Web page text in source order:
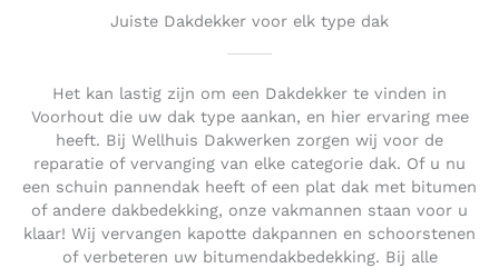
Juiste Dakdekker voor elk type dak
Het kan lastig zijn om een Dakdekker te vinden in
Voorhout die uw dak type aankan, en hier ervaring mee
heeft. Bij Wellhuis Dakwerken zorgen wij voor de
reparatie of vervanging van elke categorie dak. Of u nu
een schuin pannendak heeft of een plat dak met bitumen
of andere dakbedekking, onze vakmannen staan voor u
klaar! Wij vervangen kapotte dakpannen en schoorstenen
of verbeteren uw bitumendakbedekking. Bij alle